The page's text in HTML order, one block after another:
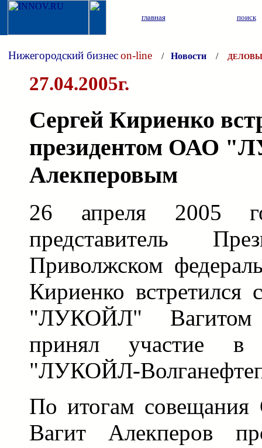
главная поиск
Нижегородский бизнесon-line / Новости /
27.04.2005г.
Сергей Кириенко
президентом ОАО
Алекперовым
26 апреля 2005
представитель
Приволжском
Кириенко
"ЛУКОЙЛ"
принял участие
"ЛУКОЙЛ-
По итогам совещания
Вагит Алекперов